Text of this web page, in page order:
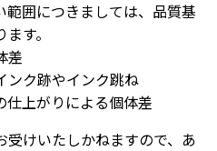
範囲につきましては、品質基
す。
差
ンク跡やインク跳ね
仕上がりによる個体差
受けいたしかねますので、あ